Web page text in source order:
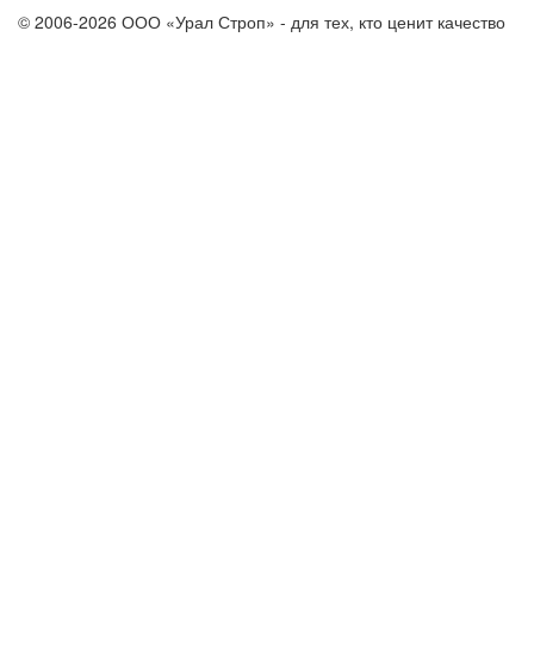
© 2006-2026 ООО «Урал Строп» - для тех, кто ценит качество